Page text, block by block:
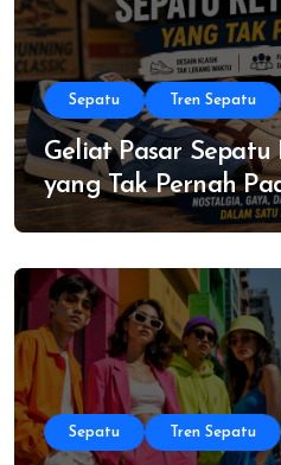
Sepatu Tren Sepatu
Geliat Pasar
yang Tak Pernah
Sepatu Tren Sepatu